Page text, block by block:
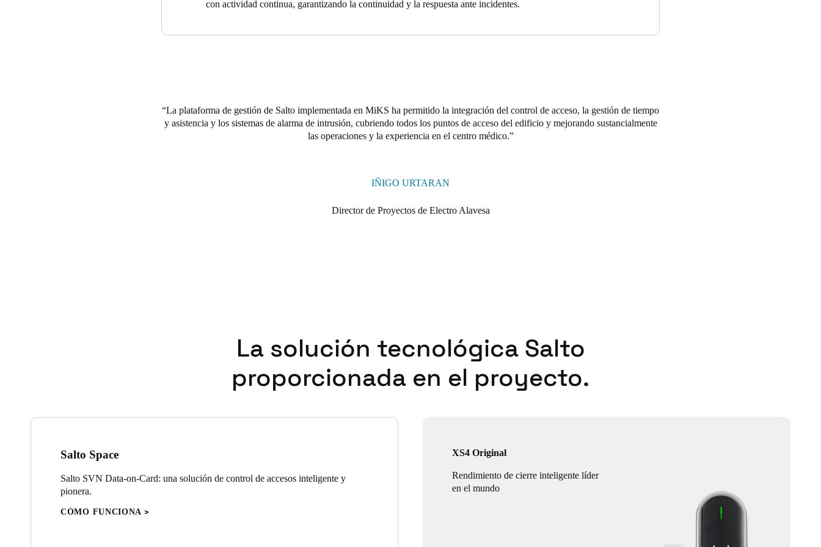
con actividad continua, garantizando la continuidad y la respuesta ante incidentes.
La plataforma de gestión de Salto implementada en MiKS ha permitido la integración del control de acceso, la gestión de tiempo
y asistencia y los sistemas de alarma de intrusión, cubriendo todos los puntos de acceso del edificio y mejorando sustancialmente
las operaciones y la experiencia en el centro médico.
IÑIGO URTARAN
Director de Proyectos de Electro Alavesa
La solución tecnológica Salto
proporcionada en el proyecto.
Salto Space
Salto SVN Data-on-Card: una solución de control de accesos inteligente y
pionera.
CÓMO FUNCIONA
XS4 Original
Rendimiento de cierre inteligente líder
en el mundo